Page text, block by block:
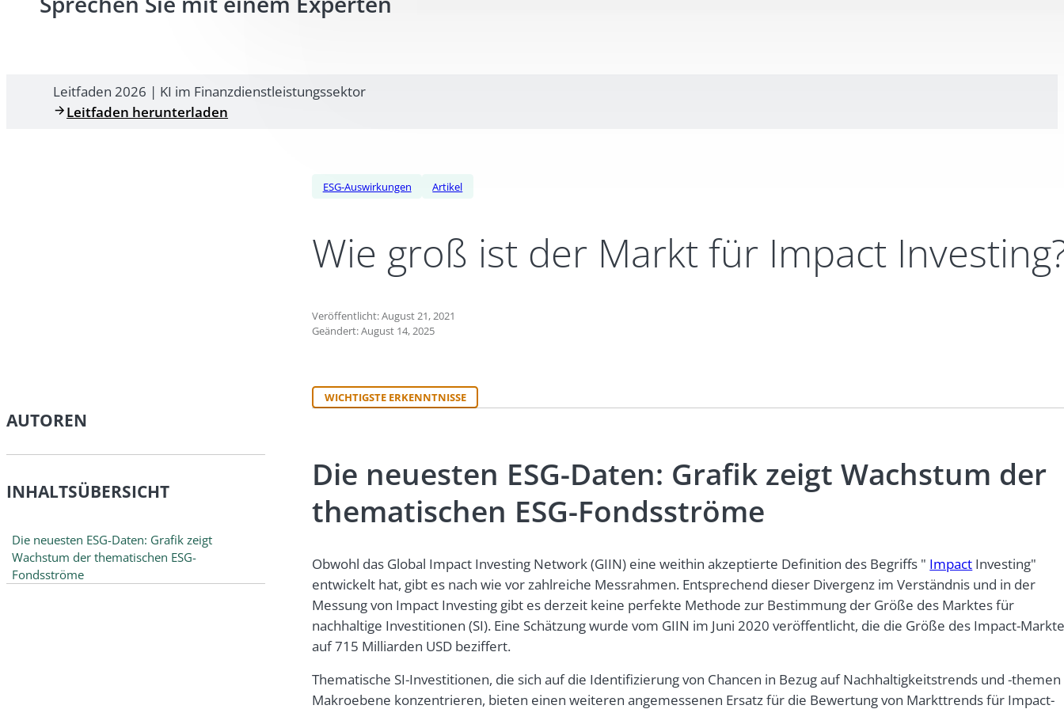
Leitfaden 2026 | KI im Finanzdienstleistungssektor
Leitfaden herunterladen
ESG-Auswirkungen Artikel
Wie groß ist der Markt für Impact
Veröffentlicht: August 21, 2021
Geändert: August 14, 2025
AUTOREN
INHALTSÜBERSICHT
Die neuesten ESG-Daten: Grafik zeigt
Wachstum der thematischen ESG-
Fondsströme
WICHTIGSTE ERKENNTNISSE
Die neuesten ESG-Daten: Grafik zeigt Wachstum der
thematischen ESG-Fondsströme
Obwohl das Global Impact Investing Network (GIIN) eine weithin akzeptierte Definition des Begriffs " Impact Investing"
entwickelt hat, gibt es nach wie vor zahlreiche Messrahmen. Entsprechend dieser Divergenz im Verständnis und in der
Messung von Impact Investing gibt es derzeit keine perfekte Methode zur Bestimmung der Größe des Marktes für
nachhaltige Investitionen (SI). Eine Schätzung wurde vom GIIN im Juni 2020 veröffentlicht, die die Größe des Impact-
auf 715 Milliarden USD beziffert.
Thematische SI-Investitionen, die sich auf die Identifizierung von Chancen in Bezug auf Nachhaltigkeitstrends und -
Makroebene konzentrieren, bieten einen weiteren angemessenen Ersatz für die Bewertung von Markttrends für Impact-